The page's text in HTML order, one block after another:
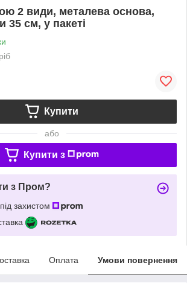
2 види, металева основа,
35 см, у пакеті
Купити
або
Купити з
з Пром?
захистом
Оплата Умови повернення